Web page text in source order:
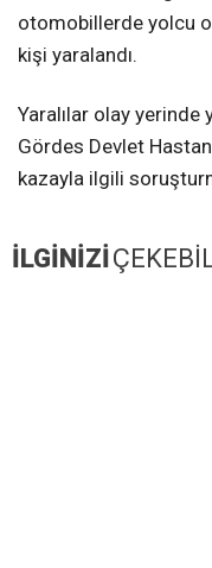
otomobillerde yolcu
kişi yaralandı.
Yaralılar olay yerinde
Gördes Devlet
kazayla ilgili
İLGİNİZİ